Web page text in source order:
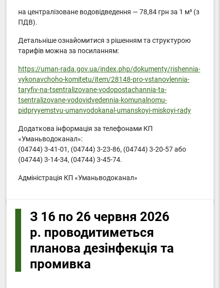
на централізоване водовідведення — 78,84 грн за 1 м³ (з
ПДВ).
Детальніше ознайомитися з рішенням та структурою
тарифів можна за посиланням:
https://uman-rada.gov.ua/index.php/dokumenty/rishennia-
vykonavchoho-komitetu/item/28148-pro-vstanovlennia-
taryfiv-na-tsentralizovane-vodopostachannia-ta-
tsentralizovane-vodovidvedennia-komunalnomu-
pidpryyemstvu-umanvodokanal -umanskoyi-miskoyi-rady
Додаткова інформація за телефонами КП
«Уманьводоканал»:
(04744) 3-41-01, (04744) 3-23-86, (04744) 3-20-57 або
(04744) 3-14-34, (04744) 3-45-74.
Адміністрація КП «Уманьводоканал»
З 16 по 26 червня 2026
р. проводитиметься
планова дезінфекція та
промивка